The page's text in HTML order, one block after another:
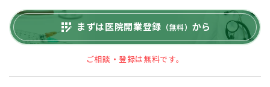
app_registration まずは医院開業登録 （無料） から
ご相談・登録は無料です。